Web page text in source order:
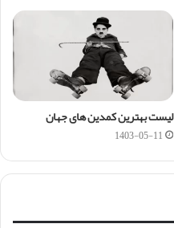
لیست بهترین کمدین های جهان
1403-05-11